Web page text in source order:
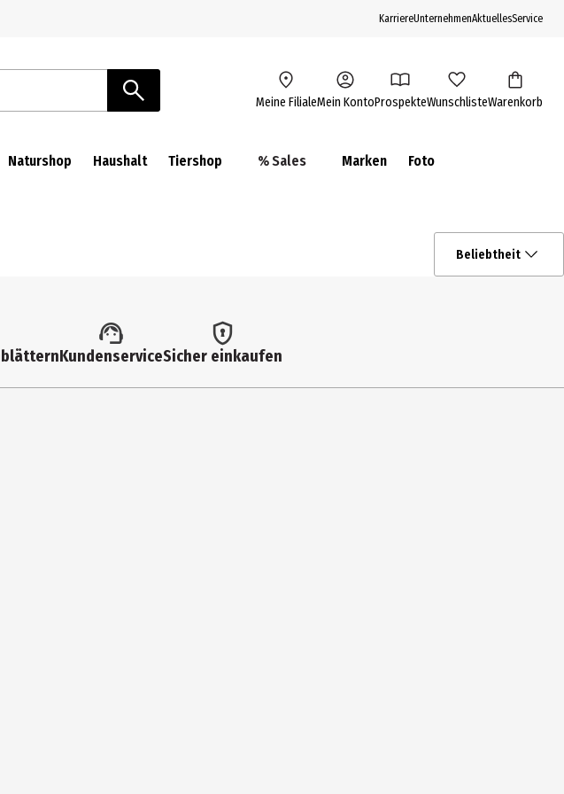
KarriereUnternehmenAktuellesService
Meine FilialeMein KontoProspekteWunschlisteWarenkorb
Naturshop Haushalt Tiershop % Sales Marken Foto
Beliebtheit
KundenserviceSicher einkaufen